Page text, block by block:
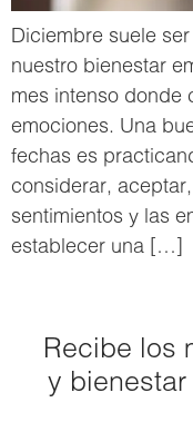
Diciembre suele
nuestro bienestar
mes intenso donde
emociones. Una
fechas es
considerar,
sentimientos y las
establecer una […]
Recibe los
y bienestar